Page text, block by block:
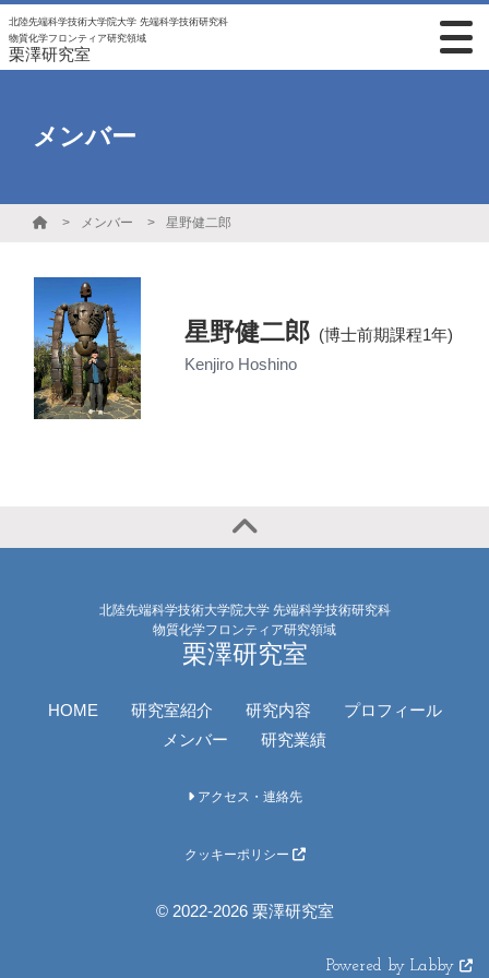
北陸先端科学技術大学院大学 先端科学技術研究科
物質化学フロンティア研究領域
栗澤研究室
メンバー
メンバー 星野健二郎
星野健二郎 (博士前期課程1年)
Kenjiro Hoshino
北陸先端科学技術大学院大学 先端科学技術研究科
物質化学フロンティア研究領域
栗澤研究室
HOME 研究室紹介 研究内容
プロフィール
メンバー
研究業績
アクセス・連絡先
クッキーポリシー
© 2022-2026 栗澤研究室
Powered by Labby